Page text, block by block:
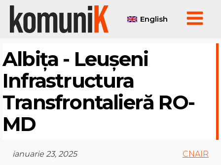
English
Albița - Leușeni
Infrastructura
Transfrontalieră RO-
MD
ianuarie 23, 2025 CNAIR